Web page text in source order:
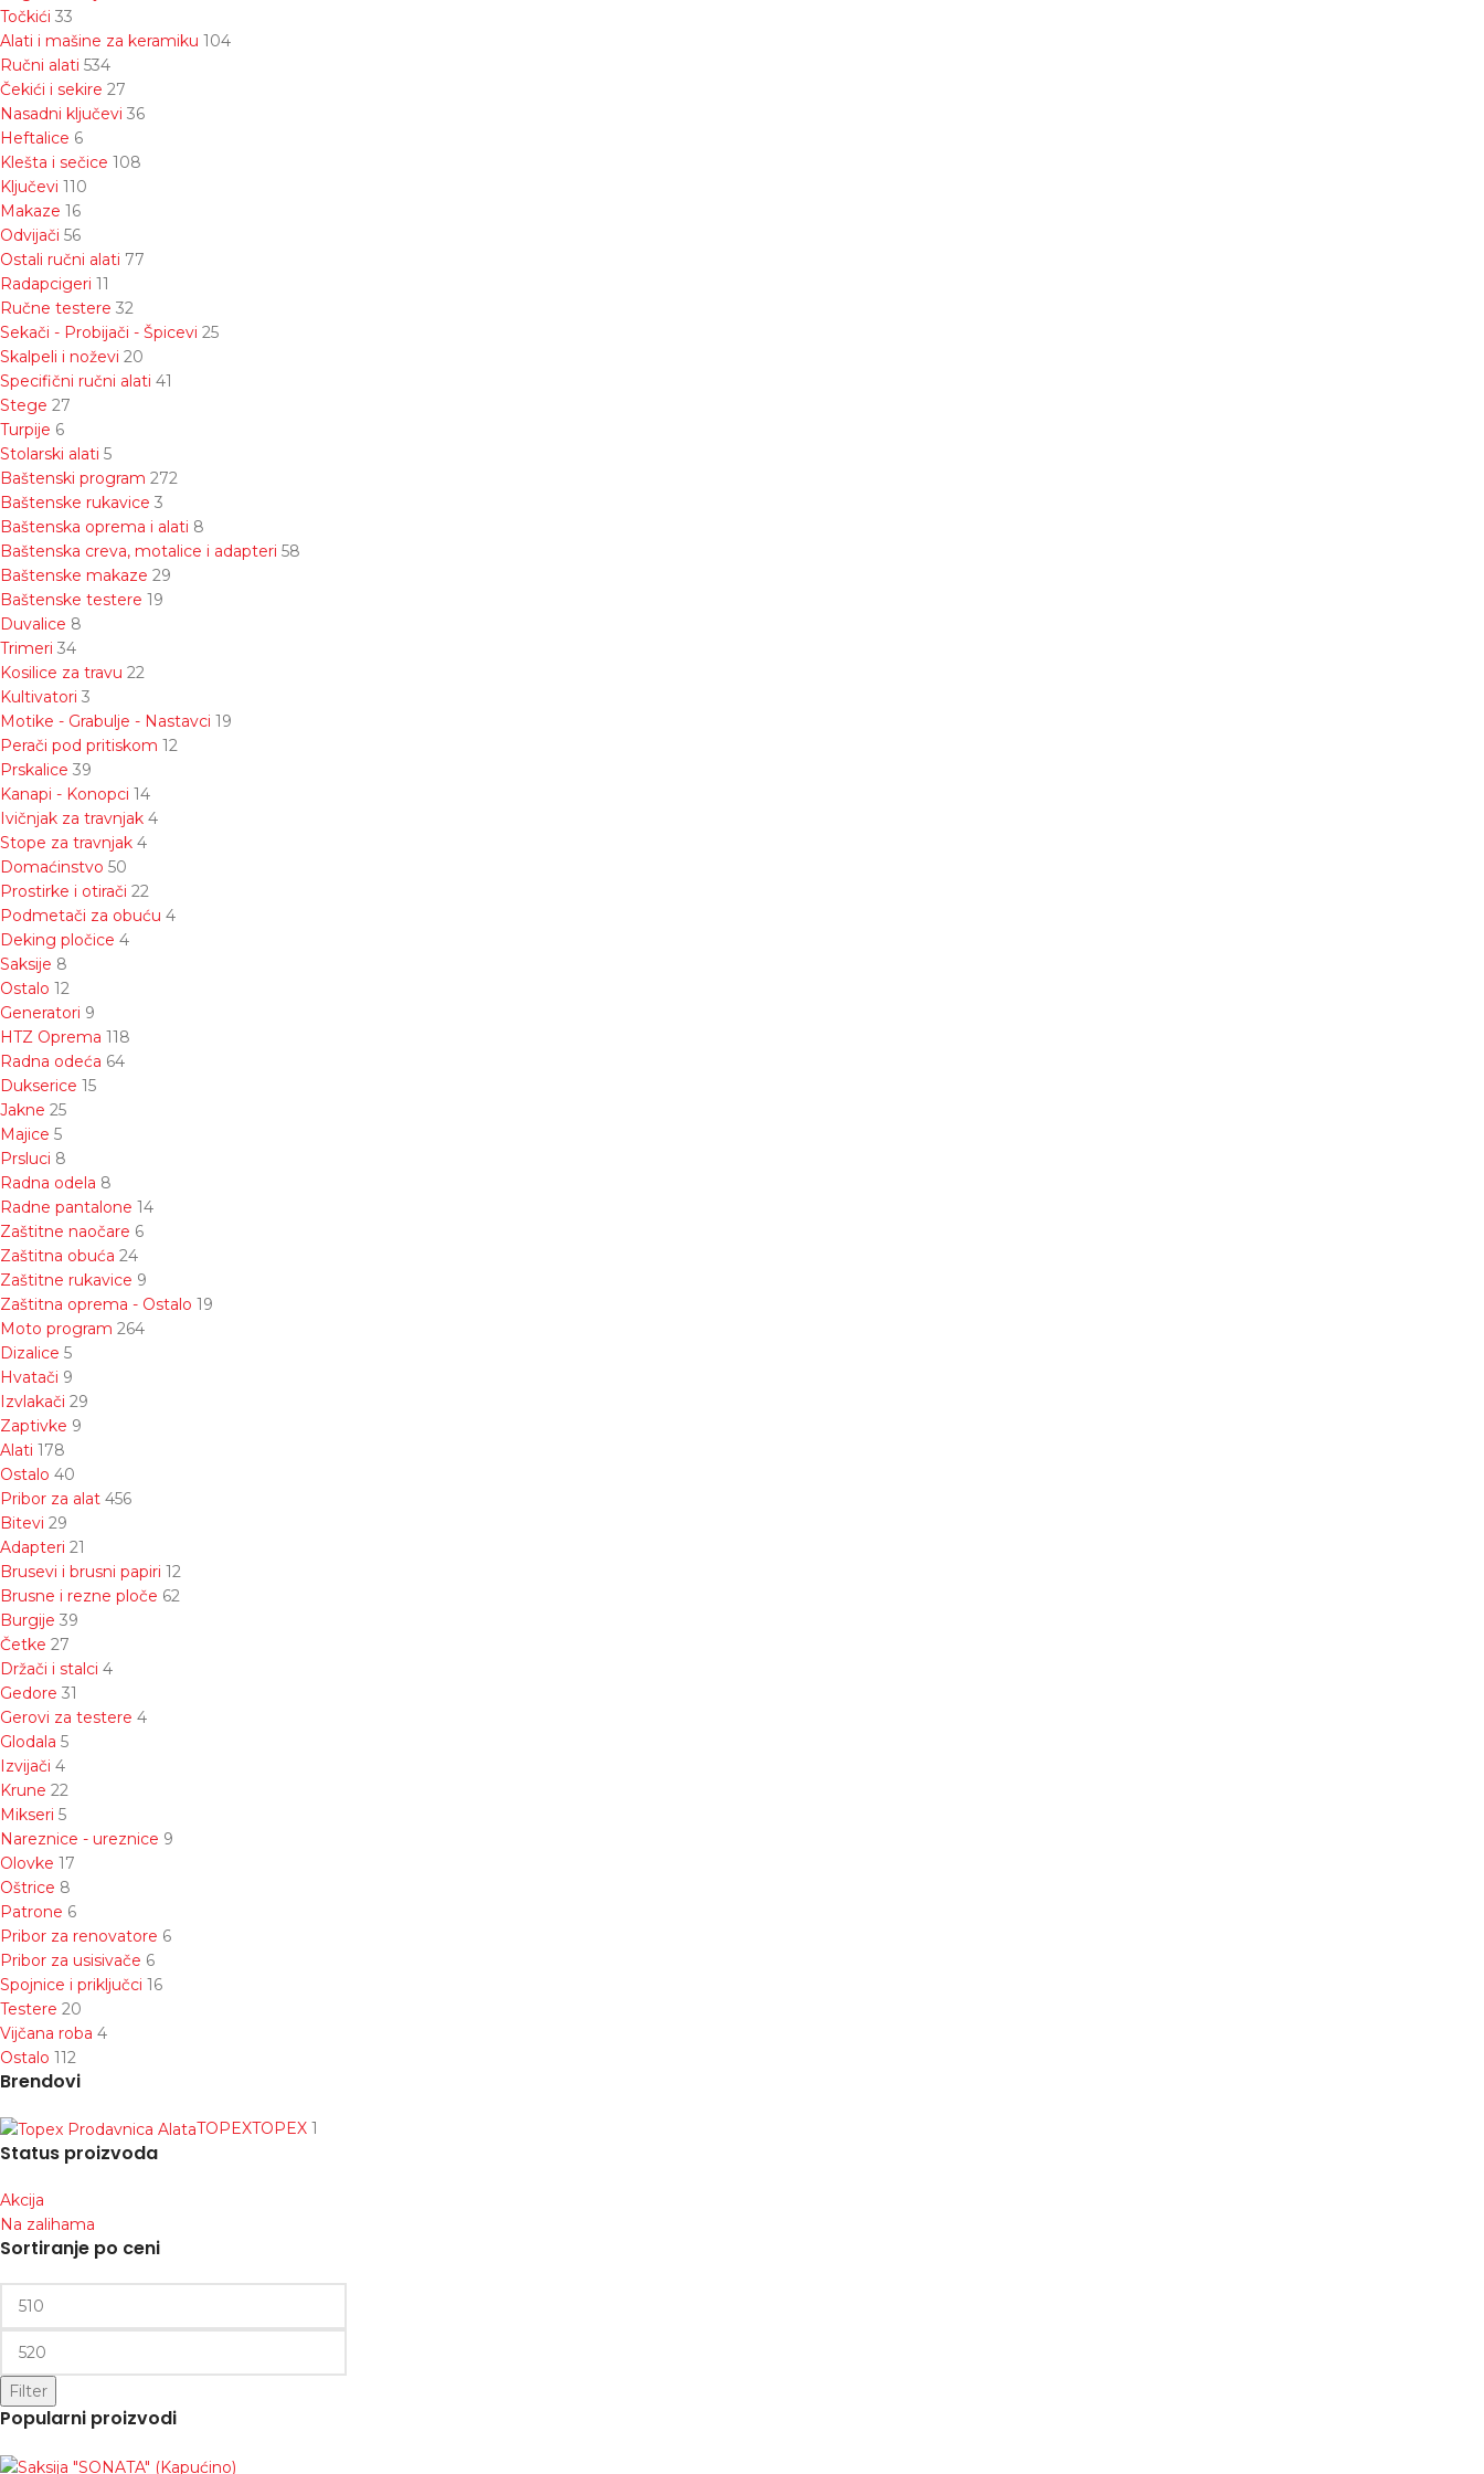
Točkići 33
Alati i mašine za keramiku 104
Ručni alati 534
Čekići i sekire 27
Nasadni ključevi 36
Heftalice 6
Klešta i sečice 108
Ključevi 110
Makaze 16
Odvijači 56
Ostali ručni alati 77
Radapcigeri 11
Ručne testere 32
Sekači - Probijači - Špicevi 25
Skalpeli i noževi 20
Specifični ručni alati 41
Stege 27
Turpije 6
Stolarski alati 5
Baštenski program 272
Baštenske rukavice 3
Baštenska oprema i alati 8
Baštenska creva, motalice i adapteri 58
Baštenske makaze 29
Baštenske testere 19
Duvalice 8
Trimeri 34
Kosilice za travu 22
Kultivatori 3
Motike - Grabulje - Nastavci 19
Perači pod pritiskom 12
Prskalice 39
Kanapi - Konopci 14
Ivičnjak za travnjak 4
Stope za travnjak 4
Domaćinstvo 50
Prostirke i otirači 22
Podmetači za obuću 4
Deking pločice 4
Saksije 8
Ostalo 12
Generatori 9
HTZ Oprema 118
Radna odeća 64
Dukserice 15
Jakne 25
Majice 5
Prsluci 8
Radna odela 8
Radne pantalone 14
Zaštitne naočare 6
Zaštitna obuća 24
Zaštitne rukavice 9
Zaštitna oprema - Ostalo 19
Moto program 264
Dizalice 5
Hvatači 9
Izvlakači 29
Zaptivke 9
Alati 178
Ostalo 40
Pribor za alat 456
Bitevi 29
Adapteri 21
Brusevi i brusni papiri 12
Brusne i rezne ploče 62
Burgije 39
Četke 27
Držači i stalci 4
Gedore 31
Gerovi za testere 4
Glodala 5
Izvijači 4
Krune 22
Mikseri 5
Nareznice - ureznice 9
Olovke 17
Oštrice 8
Patrone 6
Pribor za renovatore 6
Pribor za usisivače 6
Spojnice i priključci 16
Testere 20
Vijčana roba 4
Ostalo 112
Brendovi
TOPEXTOPEX 1
Status proizvoda
Akcija
Na zalihama
Sortiranje po ceni
Filter
Popularni proizvodi